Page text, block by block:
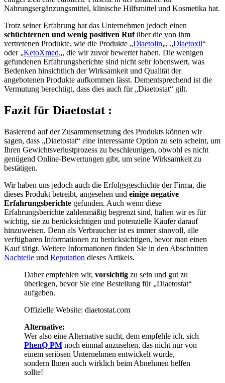
Nahrungsergänzungsmittel, klinische Hilfsmittel und Kosmetika hat.
Trotz seiner Erfahrung hat das Unternehmen jedoch einen
schüchternen und wenig positiven Rufüber die von ihm
vertretenen Produkte, wie die Produkte „Diaetolin„, „Diaetoxil“
oder „KetoXmed„, die wir zuvor bewertet haben. Die wenigen
gefundenen Erfahrungsberichte sind nicht sehr lobenswert, was
Bedenken hinsichtlich der Wirksamkeit und Qualität der
angebotenen Produkte aufkommen lässt. Dementsprechend ist die
Vermutung berechtigt, dass dies auch für „Diaetostat“ gilt.
Fazit für Diaetostat :
Basierend auf der Zusammensetzung des Produkts können wir
sagen, dass „Diaetostat“ eine interessante Option zu sein scheint, um
Ihren Gewichtsverlustprozess zu beschleunigen, obwohl es nicht
genügend Online-Bewertungen gibt, um seine Wirksamkeit zu
bestätigen.
Wir haben uns jedoch auch die Erfolgsgeschichte der Firma, die
dieses Produkt betreibt, angesehen und einige negative
Erfahrungsberichte gefunden. Auch wenn diese
Erfahrungsberichte zahlenmäßig begrenzt sind, halten wir es für
wichtig, sie zu berücksichtigen und potenzielle Käufer darauf
hinzuweisen. Denn als Verbraucher ist es immer sinnvoll, alle
verfügbaren Informationen zu berücksichtigen, bevor man einen
Kauf tätigt. Weitere Informationen finden Sie in den Abschnitten
Nachteile und Reputation dieses Artikels.
Daher empfehlen wir, vorsichtig zu sein und gut zu
überlegen, bevor Sie eine Bestellung für „Diaetostat“
aufgeben.
Offizielle Website: diaetostat.com
Alternative:
Wer also eine Alternative sucht, dem empfehle ich, sich
PhenQ PM noch einmal anzusehen, das nicht nur von
einem seriösen Unternehmen entwickelt wurde,
sondern Ihnen auch wirklich beim Abnehmen helfen
sollte!